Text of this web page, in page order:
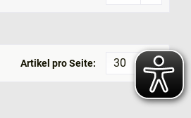
Artikel pro Seite: